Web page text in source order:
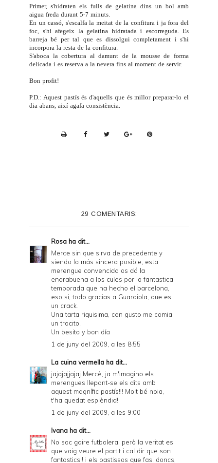
Primer, s'hidraten els fulls de gelatina dins un bol amb
aigua freda durant 5-7 minuts.
En un cassó, s'escalfa la meitat de la confitura i ja fora del
foc, s'hi afegeix la gelatina hidratada i escorreguda. Es
barreja bé per tal que es dissolgui completament i s'hi
incorpora la resta de la confitura.
S'aboca la cobertura al damunt de la mousse de forma
delicada i es reserva a la nevera fins al moment de servir.
Bon profit!
P.D.: Aquest pastís és d'aquells que és millor preparar-lo el
dia abans, així agafa consistència.
r
i
e
d
l
n
d
P
D
29 COMENTARIS:
Rosa ha dit...
Merce sin que sirva de precedente y
siendo lo más sincera posible, esta
merengue convencida os dá la
enorabuena a los cules por la fantastica
temporada que ha hecho el barcelona,
eso si, todo gracias a Guardiola, que es
un crack.
Una tarta riquisima, con gusto me comia
un trocito.
Un besito y bon día
1 de juny del 2009, a les 8:55
La cuina vermella ha dit...
jajajajjajaj Mercè, ja m'imagino els
merengues llepant-se els dits amb
aquest magnífic pastís!!! Molt bé noia,
t'ha quedat esplèndid!
1 de juny del 2009, a les 9:00
Ivana ha dit...
No soc gaire futbolera, però la veritat es
que vaig veure el partit i cal dir que son
fantastics!! i els pastissos que fas, doncs,